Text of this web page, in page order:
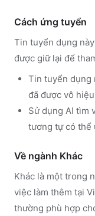
Cách ứng tuyển
Tin tuyển dụng
được giữ lại để
Tin tuyển dụng
đã được vô
Sử dụng AI tìm
tương tự có thể
Về ngành Khác
Khác là một trong
việc làm thêm tại
thường phù hợp